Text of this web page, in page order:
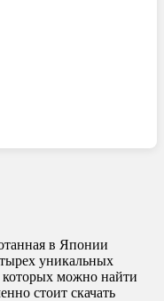
в Японии
уникальных
можно найти
стоит скачать